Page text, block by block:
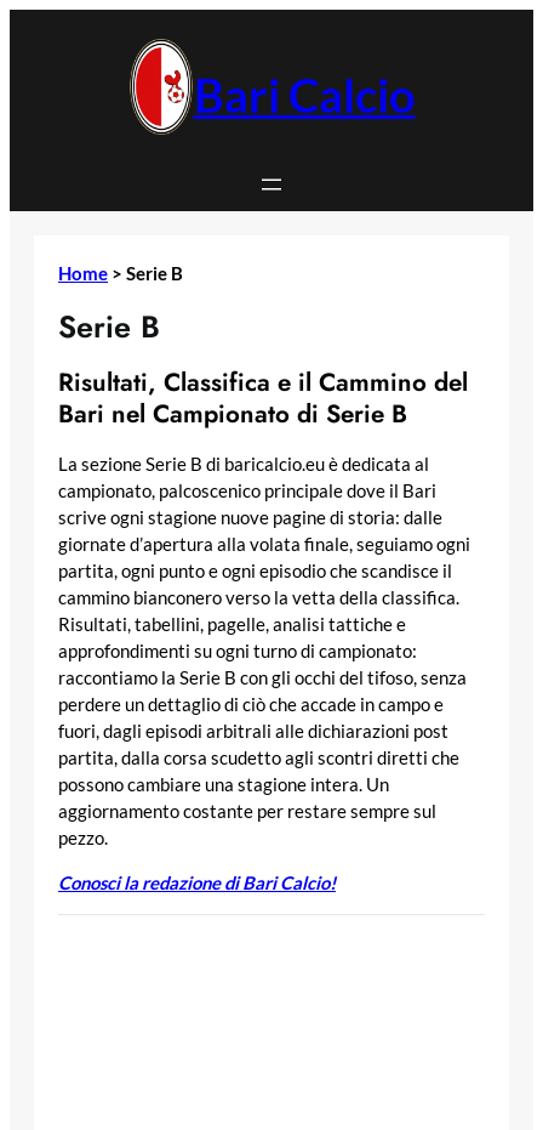
Bari Calcio
Home > Serie B
Serie B
Risultati, Classifica e il Cammino del
Bari nel Campionato di Serie B
La sezione Serie B di baricalcio.eu è dedicata al
campionato, palcoscenico principale dove il Bari
scrive ogni stagione nuove pagine di storia: dalle
giornate d’apertura alla volata finale, seguiamo ogni
partita, ogni punto e ogni episodio che scandisce il
cammino bianconero verso la vetta della classifica.
Risultati, tabellini, pagelle, analisi tattiche e
approfondimenti su ogni turno di campionato:
raccontiamo la Serie B con gli occhi del tifoso, senza
perdere un dettaglio di ciò che accade in campo e
fuori, dagli episodi arbitrali alle dichiarazioni post
partita, dalla corsa scudetto agli scontri diretti che
possono cambiare una stagione intera. Un
aggiornamento costante per restare sempre sul
pezzo.
Conosci la redazione di Bari Calcio!